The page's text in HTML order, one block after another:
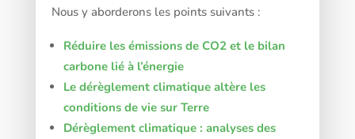
Nous y aborderons les points suivants :
Réduire les émissions de CO2 et le bilan
carbone lié à l’énergie
Le dérèglement climatique altère les
conditions de vie sur Terre
Dérèglement climatique : analyses des